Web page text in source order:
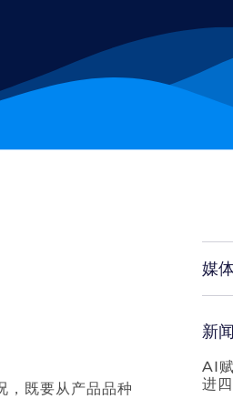
，既要从产品品种
媒
新
AI
进